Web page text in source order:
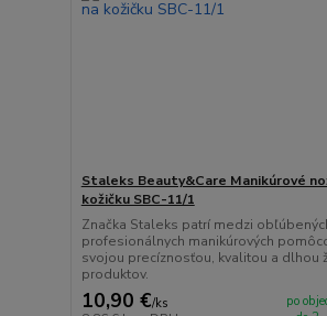
Staleks Beauty&Care Manikúrové
kožičku SBC-11/1
Značka Staleks patrí medzi
profesionálnych manikúrových
svojou precíznosťou, kvalitou a dlhou
produktov.
10,90 €/ks
po